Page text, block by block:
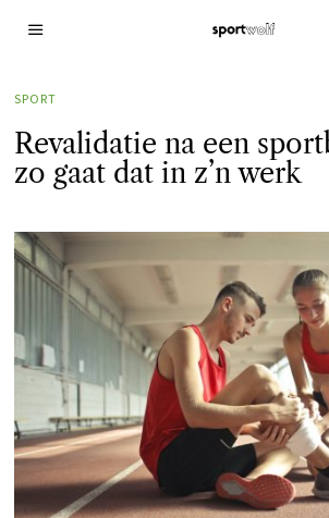
SPORT
Revalidatie na een
zo gaat dat in z’n werk